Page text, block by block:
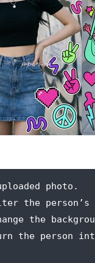
photo.
the
the
the person